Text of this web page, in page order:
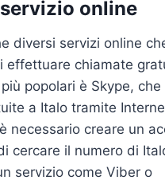
online
diversi servizi online
effettuare chiamate
popolari è Skype,
a Italo tramite
necessario creare un
cercare il numero di
servizio come Viber o